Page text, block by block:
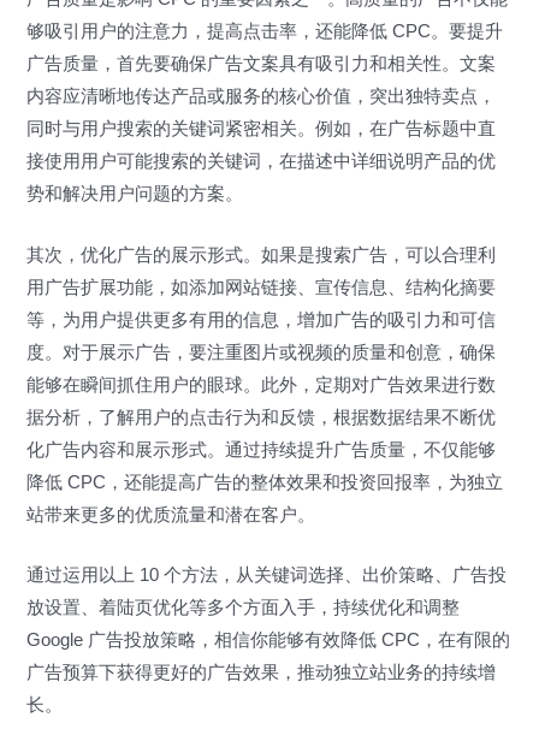
够吸引用户的注意力，提高点击率，还能降低 CPC。要提升
广告质量，首先要确保广告文案具有吸引力和相关性。文案
内容应清晰地传达产品或服务的核心价值，突出独特卖点，
同时与用户搜索的关键词紧密相关。例如，在广告标题中直
接使用用户可能搜索的关键词，在描述中详细说明产品的优
势和解决用户问题的方案。
其次，优化广告的展示形式。如果是搜索广告，可以合理利
用广告扩展功能，如添加网站链接、宣传信息、结构化摘要
等，为用户提供更多有用的信息，增加广告的吸引力和可信
度。对于展示广告，要注重图片或视频的质量和创意，确保
能够在瞬间抓住用户的眼球。此外，定期对广告效果进行数
据分析，了解用户的点击行为和反馈，根据数据结果不断优
化广告内容和展示形式。通过持续提升广告质量，不仅能够
降低 CPC，还能提高广告的整体效果和投资回报率，为独立
站带来更多的优质流量和潜在客户。
通过运用以上 10 个方法，从关键词选择、出价策略、广告投
放设置、着陆页优化等多个方面入手，持续优化和调整
Google 广告投放策略，相信你能够有效降低 CPC，在有限的
广告预算下获得更好的广告效果，推动独立站业务的持续增
长。